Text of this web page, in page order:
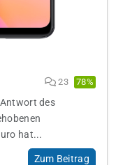
23 78%
des
hat...
Zum Beitrag